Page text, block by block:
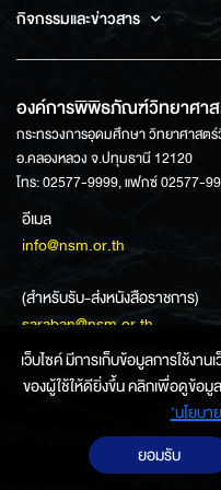
กิจกรรมและข่าวสาร
องค์การพิพิธภัณฑ์วิทยาศาส
กระทรวงการอุดมศึกษา วิทยาศาสต
อ.คลองหลวง จ.ปทุมธานี 12120
โทร: 02577-9999, แฟกซ์ 02577-
อีเมล
info@nsm.or.th
(สำหรับรับ-ส่งหนังสือราชการ)
saraban@nsm.or.th
เว็บไซค์ มีการเก็บข้อมูลการใช้ง
ของผู้ใช้ให้ดียิ่งขึ้น คลิกเพื่อดูข้อมู
‘นโยบ
ยอมรับ